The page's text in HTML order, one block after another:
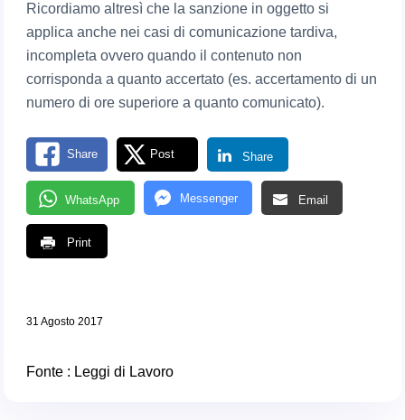
Ricordiamo altresì che la sanzione in oggetto si
applica anche nei casi di comunicazione tardiva,
incompleta ovvero quando il contenuto non
corrisponda a quanto accertato (es. accertamento di un
numero di ore superiore a quanto comunicato).
Share Post Share
WhatsApp Messenger Email
Print
31 Agosto 2017
Fonte : Leggi di Lavoro